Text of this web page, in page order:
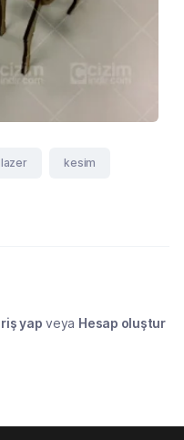
lazer kesim
yap veya Hesap oluştur